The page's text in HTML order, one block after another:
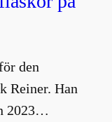
den
Reiner. Han
2023…